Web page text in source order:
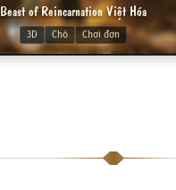
Beast of Reincarnation Việt Hóa
3D Chó Chơi đơn